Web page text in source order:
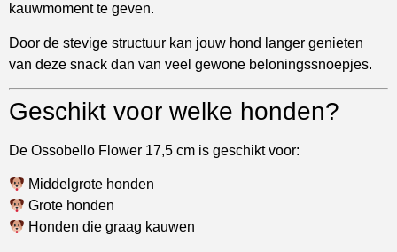
kauwmoment te geven.
Door de stevige structuur kan jouw hond langer genieten
van deze snack dan van veel gewone beloningssnoepjes.
Geschikt voor welke honden?
De Ossobello Flower 17,5 cm is geschikt voor:
Middelgrote honden
Grote honden
Honden die graag kauwen